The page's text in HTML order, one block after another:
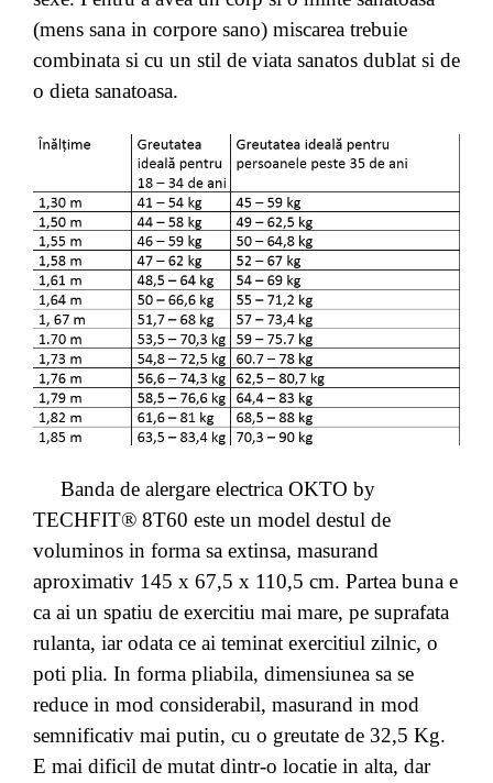
(mens sana in corpore sano) miscarea trebuie
combinata si cu un stil de viata sanatos dublat si de
o dieta sanatoasa.
Banda de alergare electrica OKTO by
TECHFIT® 8T60 este un model destul de
voluminos in forma sa extinsa, masurand
aproximativ 145 x 67,5 x 110,5 cm. Partea buna e
ca ai un spatiu de exercitiu mai mare, pe suprafata
rulanta, iar odata ce ai teminat exercitiul zilnic, o
poti plia. In forma pliabila, dimensiunea sa se
reduce in mod considerabil, masurand in mod
semnificativ mai putin, cu o greutate de 32,5 Kg.
E mai dificil de mutat dintr-o locatie in alta, dar